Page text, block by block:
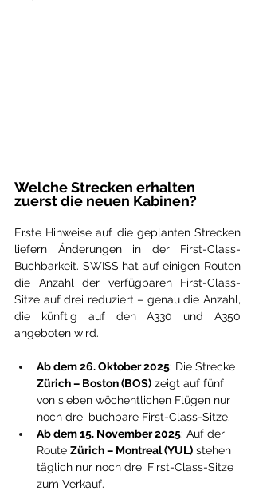
Welche Strecken erhalten
zuerst die neuen Kabinen?
Erste Hinweise auf die geplanten Strecken
liefern Änderungen in der First-Class-
Buchbarkeit. SWISS hat auf einigen Routen
die Anzahl der verfügbaren First-Class-
Sitze auf drei reduziert – genau die Anzahl,
die künftig auf den A330 und A350
angeboten wird.
Ab dem 26. Oktober 2025: Die Strecke
Zürich – Boston (BOS) zeigt auf fünf
von sieben wöchentlichen Flügen nur
noch drei buchbare First-Class-Sitze.
Ab dem 15. November 2025: Auf der
Route Zürich – Montreal (YUL) stehen
täglich nur noch drei First-Class-Sitze
zum Verkauf.